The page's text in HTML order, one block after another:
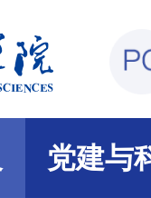
党建与